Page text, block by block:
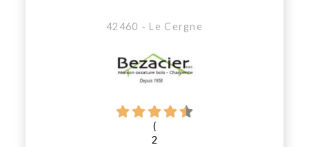
42460 - Le Cergne
(
2